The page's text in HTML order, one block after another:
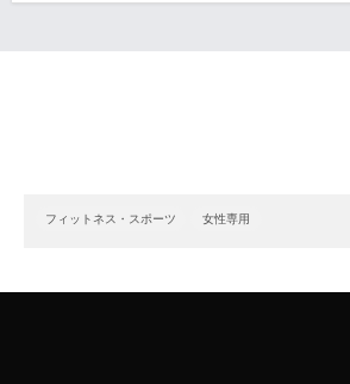
フィットネス・スポーツ 女性専用